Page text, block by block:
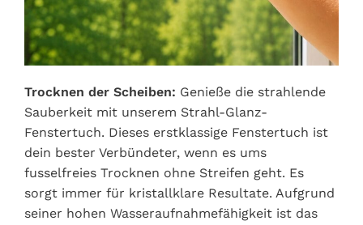
Trocknen der Scheiben: Genieße die strahlende
Sauberkeit mit unserem Strahl-Glanz-
Fenstertuch. Dieses erstklassige Fenstertuch ist
dein bester Verbündeter, wenn es ums
fusselfreies Trocknen ohne Streifen geht. Es
sorgt immer für kristallklare Resultate. Aufgrund
seiner hohen Wasseraufnahmefähigkeit ist das